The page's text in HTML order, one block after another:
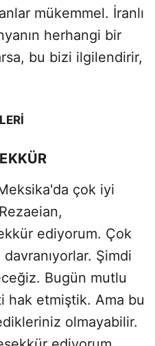
mükemmel. İranlı
herhangi bir
bu bizi ilgilendirir,
Meksika'da çok iyi
ediyorum. Çok
Şimdi
Bugün mutlu
hak etmiştik. Ama bu
olmayabilir.